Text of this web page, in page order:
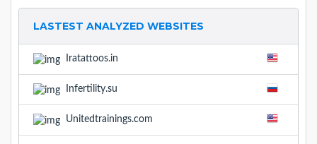
LASTEST ANALYZED WEBSITES
Iratattoos.in
Infertility.su
Unitedtrainings.com